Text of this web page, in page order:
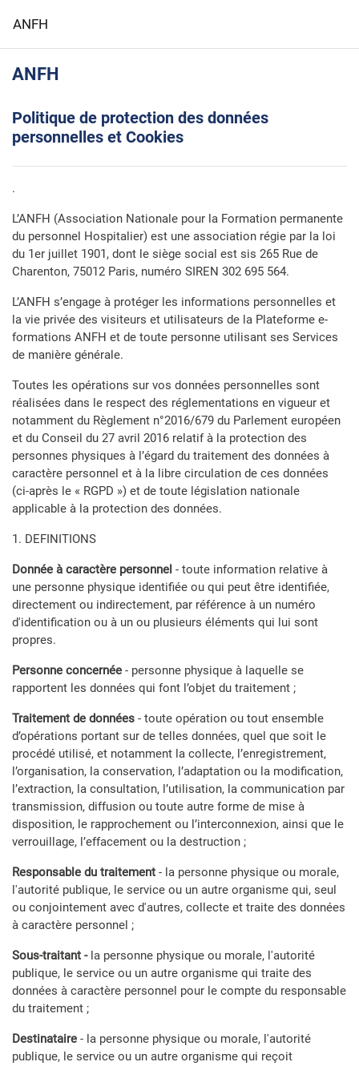
ANFH
ANFH
Politique de protection des données
personnelles et Cookies
.
L’ANFH (Association Nationale pour la Formation permanente
du personnel Hospitalier) est une association régie par la loi
du 1er juillet 1901, dont le siège social est sis 265 Rue de
Charenton, 75012 Paris, numéro SIREN 302 695 564.
L’ANFH s’engage à protéger les informations personnelles et
la vie privée des visiteurs et utilisateurs de la Plateforme e-
formations ANFH et de toute personne utilisant ses Services
de manière générale.
Toutes les opérations sur vos données personnelles sont
réalisées dans le respect des réglementations en vigueur et
notamment du Règlement n°2016/679 du Parlement européen
et du Conseil du 27 avril 2016 relatif à la protection des
personnes physiques à l’égard du traitement des données à
caractère personnel et à la libre circulation de ces données
(ci-après le « RGPD ») et de toute législation nationale
applicable à la protection des données.
1. DEFINITIONS
Donnée à caractère personnel - toute information relative à
une personne physique identifiée ou qui peut être identifiée,
directement ou indirectement, par référence à un numéro
d'identification ou à un ou plusieurs éléments qui lui sont
propres.
Personne concernée - personne physique à laquelle se
rapportent les données qui font l’objet du traitement ;
Traitement de données - toute opération ou tout ensemble
d’opérations portant sur de telles données, quel que soit le
procédé utilisé, et notamment la collecte, l’enregistrement,
l’organisation, la conservation, l’adaptation ou la modification,
l’extraction, la consultation, l’utilisation, la communication par
transmission, diffusion ou toute autre forme de mise à
disposition, le rapprochement ou l’interconnexion, ainsi que le
verrouillage, l’effacement ou la destruction ;
Responsable du traitement - la personne physique ou morale,
l'autorité publique, le service ou un autre organisme qui, seul
ou conjointement avec d'autres, collecte et traite des données
à caractère personnel ;
Sous-traitant - la personne physique ou morale, l'autorité
publique, le service ou un autre organisme qui traite des
données à caractère personnel pour le compte du responsable
du traitement ;
Destinataire - la personne physique ou morale, l'autorité
publique, le service ou un autre organisme qui reçoit